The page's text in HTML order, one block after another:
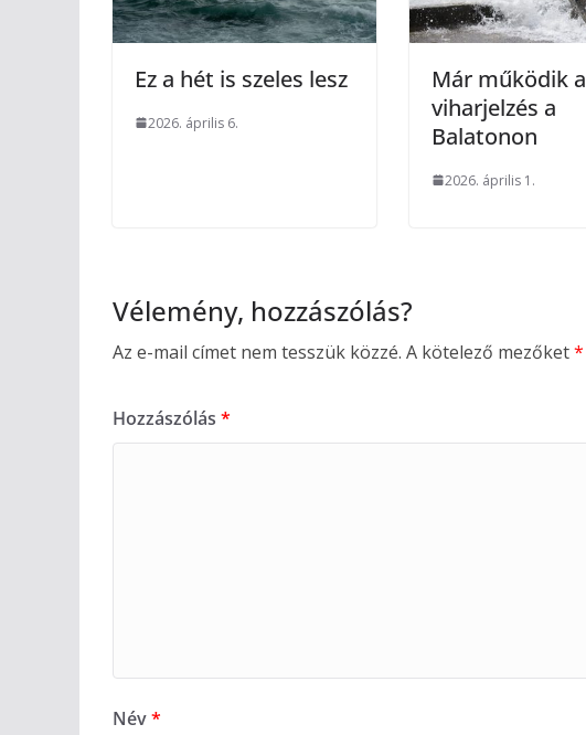
Ez a hét is szeles lesz
2026. április 6.
Már működik a
viharjelzés a
Balatonon
2026. április 1.
Vélemény, hozzászólás?
Az e-mail címet nem tesszük közzé. A kötelező mezőket*
Hozzászólás *
Név*